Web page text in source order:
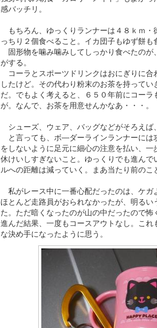
感バッチリ。
もちろん、ゆっくりランナーは４８ｋｍ・
っちり２個食べること。イカ団子もゆず餅も
固形物を噛み噛みしてしっかり食べたのが
がする。
コーラとスポーツドリンクはおにぎりに合
したけど。その代わり粉末のお茶を持って
だ。でもよく考えると、６５０年前にコーラ
が。なんで、お茶を用意せんかなあ・・・。
シューズ、ウェア、バッグなどがそろえば
と言っても、ボ―ダーラインランナーには
をしないように足元に細心の注意を払い、
休けいしすぎないこと。ゆっくりでも進んで
ルへの距離は減っていく。まあ当たり前のこ
私がレース中に一番心配だったのは、ケガ
ほとんど走路員がおられなかったが、明るい
た。ただ暗くなったのが山の中だったので
進んだ結果、一度もコースアウトなし。これ
な決め手になったように思う。